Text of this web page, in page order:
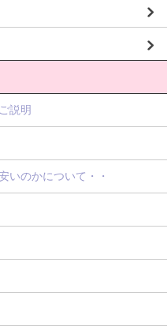
説明
いのかについて・・